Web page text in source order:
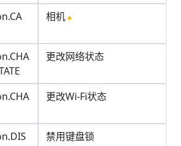
相机
更改网络状态
更改Wi-Fi状态
禁用键盘锁